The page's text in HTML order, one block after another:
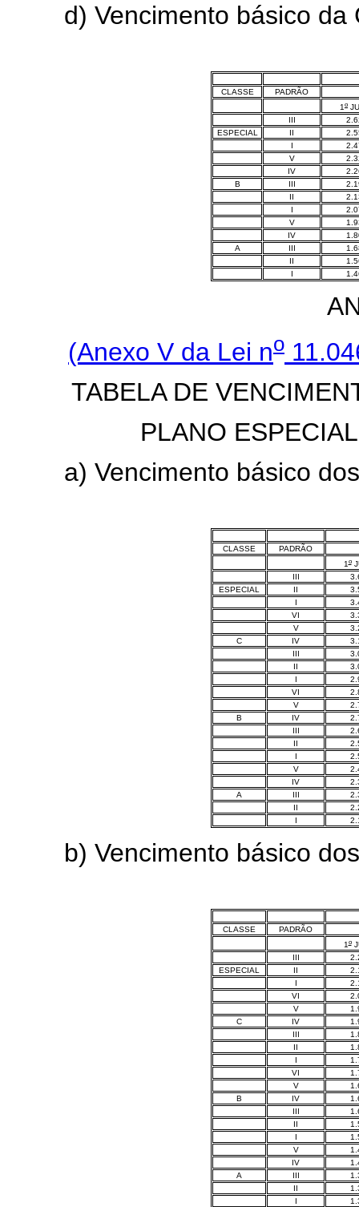
d) Vencimento básico da
CLASSE
PADRÃO
1o
III
ESPECIAL
II
I
V
IV
B
III
II
I
V
IV
A
III
II
I
(Anexo V da Lei no
TABELA DE
PLANO
a) Vencimento básico dos
CLASSE
PADRÃO
1o
III
ESPECIAL
II
I
VI
V
C
IV
III
II
I
VI
V
B
IV
III
II
I
V
IV
A
III
II
I
b) Vencimento básico dos
CLASSE
PADRÃO
1o
III
ESPECIAL
II
I
VI
V
C
IV
III
II
I
VI
V
B
IV
III
II
I
V
IV
A
III
II
I